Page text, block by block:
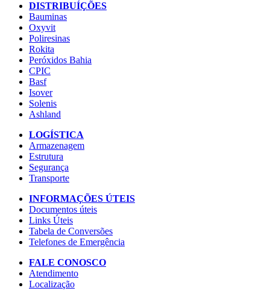
DISTRIBUÍÇÕES
Bauminas
Oxyvit
Poliresinas
Rokita
Peróxidos Bahia
CPIC
Basf
Isover
Solenis
Ashland
LOGÍSTICA
Armazenagem
Estrutura
Segurança
Transporte
INFORMAÇÕES ÚTEIS
Documentos úteis
Links Úteis
Tabela de Conversões
Telefones de Emergência
FALE CONOSCO
Atendimento
Localização